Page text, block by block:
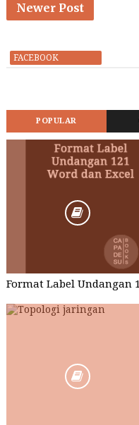
Newer Post
FACEBOOK
POPULAR